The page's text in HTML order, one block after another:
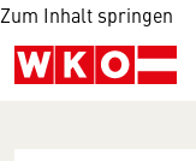
Zum Inhalt springen